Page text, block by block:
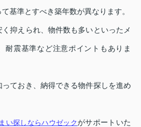
基準とすべき築年数が異なります。
抑えられ、物件数も多いといったメ
耐震基準など注意ポイントもありま
ておき、納得できる物件探しを進め
い探しならハウゼックがサポートいた